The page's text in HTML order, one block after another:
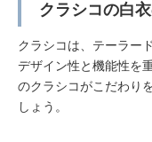
クラシコの白
クラシコは、テーラー
デザイン性と機能性を
のクラシコがこだわり
しょう。